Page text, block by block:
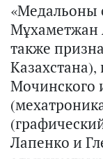
«Медальоны
Мұхаметжан
также
Мочинского
Лапенко и